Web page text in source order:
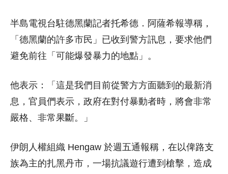
半島電視台駐德黑蘭記者托希德．阿薩希報導稱，
「德黑蘭的許多市民」已收到警方訊息，要求他們
避免前往「可能爆發暴力的地點」。
他表示：「這是我們目前從警方方面聽到的最新消
息，官員們表示，政府在對付暴動者時，將會非常
嚴格、非常果斷。」
伊朗人權組織 Hengaw 於週五通報稱，在以俾路支
族為主的扎黑丹市，一場抗議遊行遭到槍擊，造成